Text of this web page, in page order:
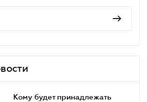
Кому будет принадлежать